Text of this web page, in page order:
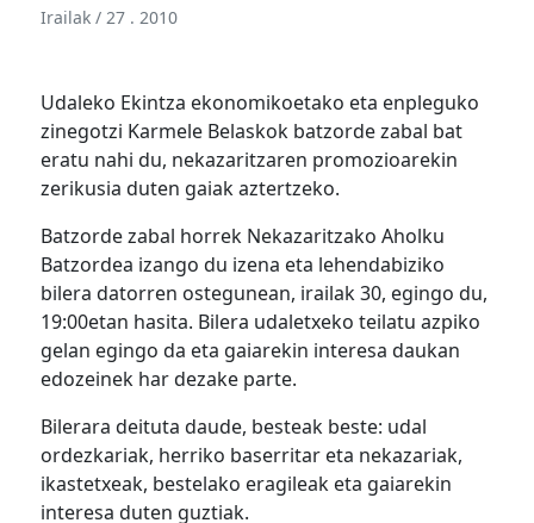
Irailak / 27 . 2010
Udaleko Ekintza ekonomikoetako eta enpleguko
zinegotzi Karmele Belaskok batzorde zabal bat
eratu nahi du, nekazaritzaren promozioarekin
zerikusia duten gaiak aztertzeko.
Batzorde zabal horrek Nekazaritzako Aholku
Batzordea izango du izena eta lehendabiziko
bilera datorren ostegunean, irailak 30, egingo du,
19:00etan hasita. Bilera udaletxeko teilatu azpiko
gelan egingo da eta gaiarekin interesa daukan
edozeinek har dezake parte.
Bilerara deituta daude, besteak beste: udal
ordezkariak, herriko baserritar eta nekazariak,
ikastetxeak, bestelako eragileak eta gaiarekin
interesa duten guztiak.